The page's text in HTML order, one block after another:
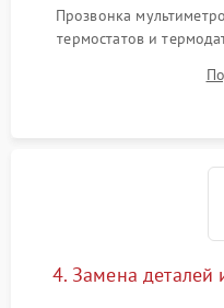
Прозвонка
термостатов и
модуля, реле, диодных
индукции). Проверка
4. Замена